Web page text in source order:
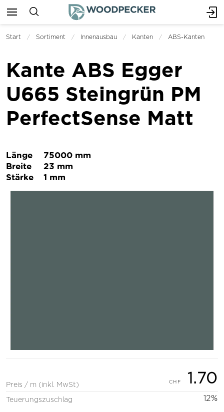
Start Sortiment Innenausbau Kanten ABS-Kanten
Kante ABS Egger
U665 Steingrün PM
PerfectSense Matt
Länge
75000 mm
Breite
23 mm
Stärke
1 mm
Preis / m (inkl. MwSt) 1.70
Teuerungszuschlag 12%